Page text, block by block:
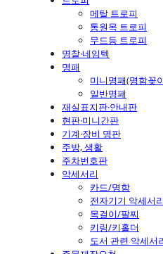
메탈 트로피
통원목 트로피
무드등 트로피
명찰·네임텍
명패
미니명패(명함꽂
일반명패
재실표지판·안내판
현판·미니간판
기계·장비 명판
주방, 생활
주차번호판
악세서리
카드/명함
전자기기 악세서리
목걸이/팔찌
키링/키홀더
도서 관련 악세서